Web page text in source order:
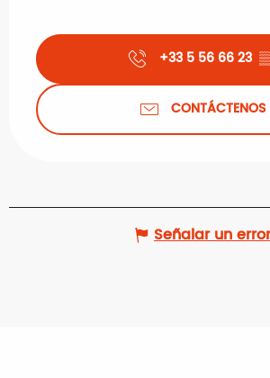
+33 5 56 66 23
CONTÁCTENOS
Señalar un error